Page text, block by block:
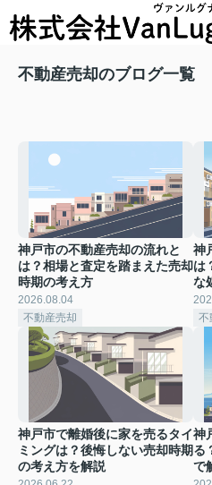
不動産売却のブログ一覧
神戸市の不動産売却の流れと
は？相場と査定を踏まえた売却
時期の考え方
2026.08.04
不動産売却
神
は
な
不
神戸市で離婚後に家を売るタイ
ミングは？後悔しない売却時期
の考え方を解説
神
る
で